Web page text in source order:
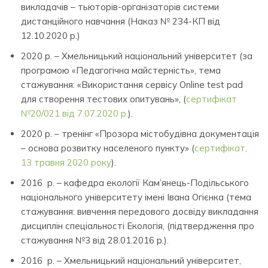
викладачів – тьюторів-організаторів системи
дистанційного навчання (Наказ № 234-КП від
12.10.2020 р.)
2020 р. – Хмельницький національний університет (за
програмою «Педагогічна майстерність», тема
стажування: «Використання сервісу Online test pad
для створення тестових опитувань», (сертифікат
№20/021 від 7.07.2020 р. ).
2020 р. – тренінг «Прозора містобудівна документація
– основа розвитку населеного пункту» (сертифікат,
13 травня 2020 року).
2016 р. – кафедра екології Кам’янець-Подільського
національного університету імені Івана Огієнка (тема
стажування: вивчення передового досвіду викладання
дисциплін спеціальності Екологія, (підтвердження про
стажування №3 від 28.01.2016 р.).
2016 р. – Хмельницький національний університет,